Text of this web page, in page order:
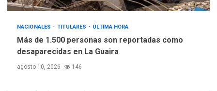
NACIONALES TITULARES ÚLTIMA HORA
Más de 1.500 personas son reportadas como
desaparecidas en La Guaira
agosto 10, 2026 146